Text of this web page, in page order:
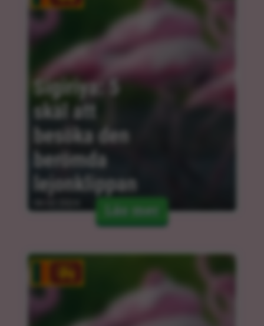
Sigiriya: 5
skäl att
besöka den
berömda
lejonklippan
Läs mer